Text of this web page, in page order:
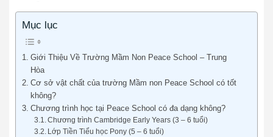
Mục lục
Giới Thiệu Về Trường Mầm Non Peace School – Trung
Hòa
Cơ sở vật chất của trường Mầm non Peace School có tốt
không?
Chương trình học tại Peace School có đa dạng không?
Chương trình Cambridge Early Years (3 – 6 tuổi)
Lớp Tiền Tiểu học Pony (5 – 6 tuổi)